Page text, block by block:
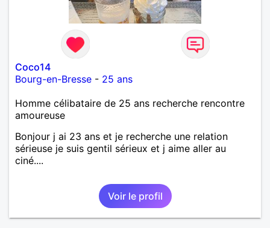
Coco14
Bourg-en-Bresse - 25 ans
Homme célibataire de 25 ans recherche rencontre
amoureuse
Bonjour j ai 23 ans et je recherche une relation
sérieuse je suis gentil sérieux et j aime aller au
ciné....
Voir le profil